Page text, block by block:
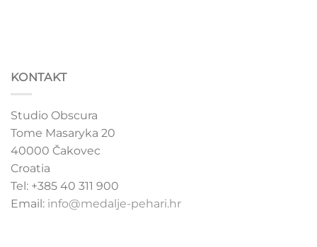
KONTAKT
Studio Obscura
Tome Masaryka 20
40000 Čakovec
Croatia
Tel: +385 40 311 900
Email: info@medalje-pehari.hr